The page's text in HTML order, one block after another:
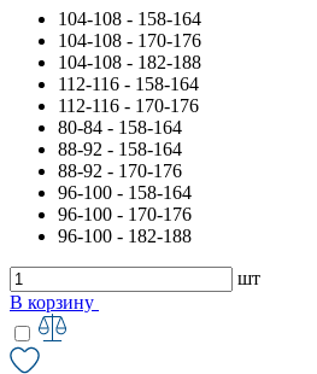
104-108 - 158-164
104-108 - 170-176
104-108 - 182-188
112-116 - 158-164
112-116 - 170-176
80-84 - 158-164
88-92 - 158-164
88-92 - 170-176
96-100 - 158-164
96-100 - 170-176
96-100 - 182-188
шт
В корзину